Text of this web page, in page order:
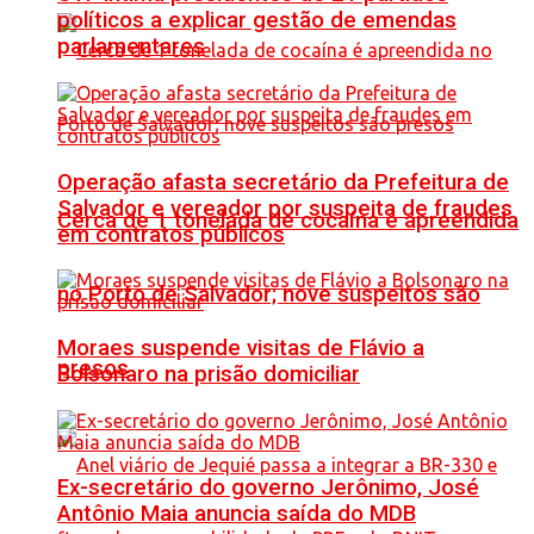
Cerca de 1 tonelada de cocaína é apreendida
no Porto de Salvador; nove suspeitos são
presos
políticos a explicar gestão de emendas
parlamentares
Operação afasta secretário da Prefeitura de
Salvador e vereador por suspeita de fraudes
em contratos públicos
Moraes suspende visitas de Flávio a
Bolsonaro na prisão domiciliar
Ex-secretário do governo Jerônimo, José
Antônio Maia anuncia saída do MDB